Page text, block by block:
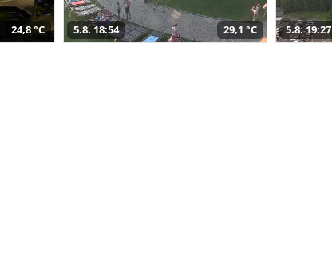
24,8 °C 5.8. 18:54 29,1 °C 5.8. 19:27